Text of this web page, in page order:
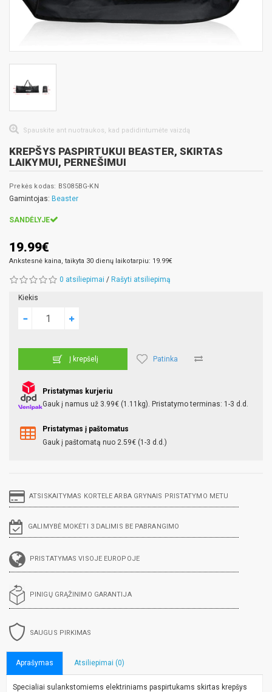
Spauskite ant nuotraukos, kad padidintumėte vaizdą
KREPŠYS PASPIRTUKUI BEASTER, SKIRTAS
LAIKYMUI, PERNEŠIMUI
Prekės kodas: BS085BG-KN
Gamintojas: Beaster
SANDĖLYJE
19.99€
Ankstesnė kaina, taikyta 30 dienų laikotarpiu: 19.99€
0 atsiliepimai / Rašyti atsiliepimą
Kiekis
Į krepšelį Patinka
Pristatymas kurjeriu
Gauk į namus už 3.99€ (1.11kg). Pristatymo terminas: 1-3 d.d.
Pristatymas į paštomatus
Gauk į paštomatą nuo 2.59€ (1-3 d.d.)
ATSISKAITYMAS KORTELE ARBA GRYNAIS PRISTATYMO METU
GALIMYBĖ MOKĖTI 3 DALIMIS BE PABRANGIMO
PRISTATYMAS VISOJE EUROPOJE
PINIGŲ GRĄŽINIMO GARANTIJA
SAUGUS PIRKIMAS
Aprašymas Atsiliepimai (0)
Specialiai sulankstomiems elektriniams paspirtukams skirtas krepšys